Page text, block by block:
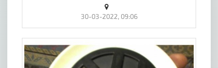
30-03-2022, 09:06